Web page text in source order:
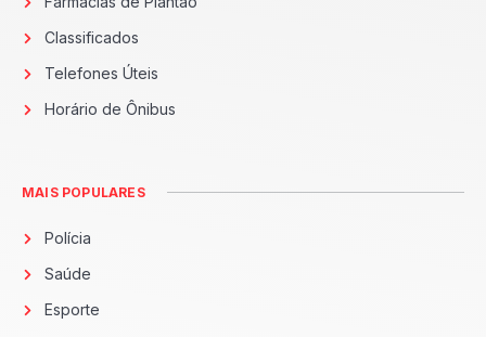
Classificados
Telefones Úteis
Horário de Ônibus
MAIS POPULARES
Polícia
Saúde
Esporte